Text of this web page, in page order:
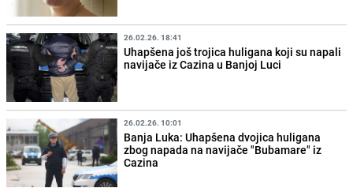
26.02.26. 18:41
Uhapšena još trojica huligana koji su napali
navijače iz Cazina u Banjoj Luci
26.02.26. 10:01
Banja Luka: Uhapšena dvojica huligana
zbog napada na navijače "Bubamare" iz
Cazina